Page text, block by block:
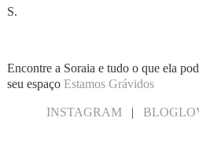
S.
Encontre a Soraia e tudo o que ela
seu espaço Estamos Grávidos
INSTAGRAM|